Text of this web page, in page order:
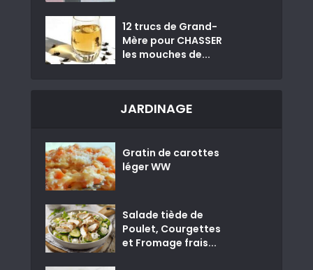
12 trucs de Grand-
Mère pour CHASSER
les mouches de...
JARDINAGE
Gratin de carottes
léger WW
Salade tiède de
Poulet, Courgettes
et Fromage frais...